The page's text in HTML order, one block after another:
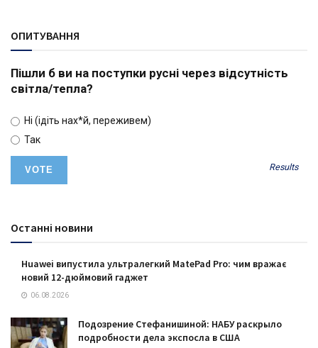
ОПИТУВАННЯ
Пішли б ви на поступки русні через відсутність
світла/тепла?
Ні (ідіть нах*й, переживем)
Так
Results
Останні новини
Huawei випустила ультралегкий MatePad Pro: чим вражає
новий 12-дюймовий гаджет
06.08.2026
Подозрение Стефанишиной: НАБУ раскрыло
подробности дела экспосла в США